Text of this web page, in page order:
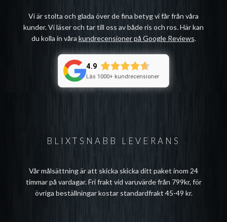
BLIXTSNABB LEVERANS
Vår målsättning är att skicka skicka ditt paket inom 24
timmar på vardagar. Fri frakt vid varuvärde från 799kr, för
övriga beställningar kostar standardfrakt 45-49 kr.
Vi är stolta och glada över de fina betyg vi får från våra
kunder. Vi läser och tar till oss av både ris och ros. Här kan
du kolla in våra kundrecensioner på Google Reviews.
4.9
Läs 1000+ kundrecensioner